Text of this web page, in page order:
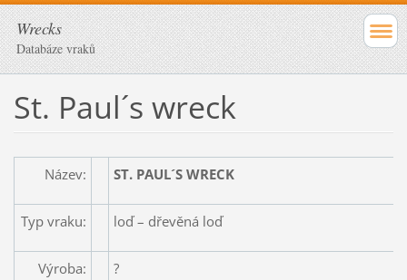
Wrecks
Databáze vraků
St. Paul´s wreck
Název: ST. PAUL´S WRECK
Typ vraku: loď – dřevěná loď
Výroba: ?